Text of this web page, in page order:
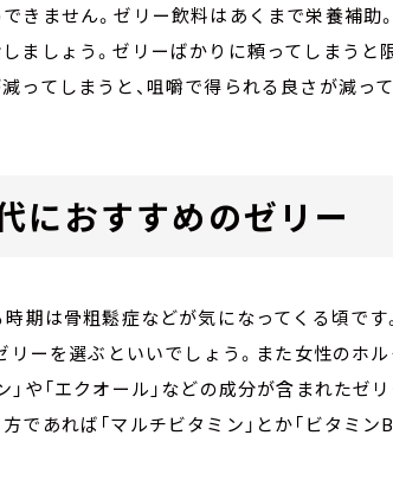
きません。ゼリー飲料はあくまで栄養補助
ましょう。ゼリーばかりに頼ってしまうと
ってしまうと、咀嚼で得られる良さが減っ
におすすめのゼリー
期は骨粗鬆症などが気になってくる頃です
リーを選ぶといいでしょう。また女性のホ
」や「エクオール」などの成分が含まれたゼ
であれば「マルチビタミン」とか「ビタミ